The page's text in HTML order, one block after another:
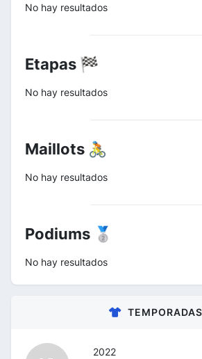
No hay resultados
Etapas 🏁
No hay resultados
Maillots 🚴
No hay resultados
Podiums 🥈
No hay resultados
TEMPORADAS
2022